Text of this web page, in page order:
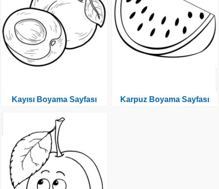
Kayısı Boyama Sayfası Karpuz Boyama Sayfası